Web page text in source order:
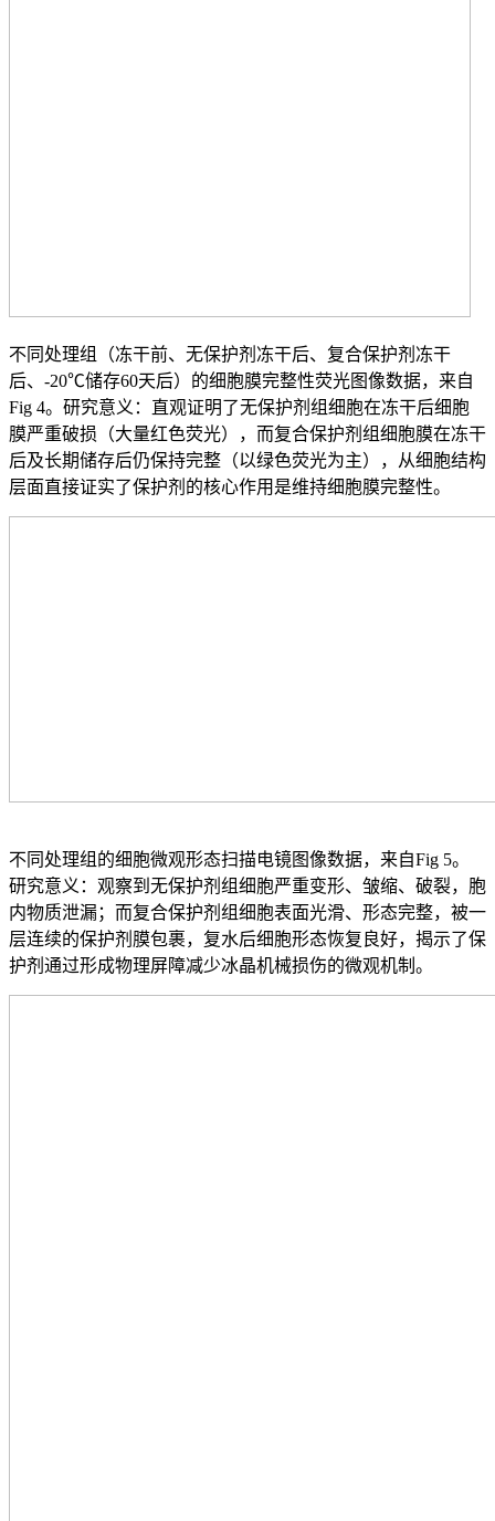
不同处理组（冻干前、无保护剂冻干后、复合保护剂冻干
后、-20℃储存60天后）的细胞膜完整性荧光图像数据，来自
Fig 4。研究意义：直观证明了无保护剂组细胞在冻干后细胞
膜严重破损（大量红色荧光），而复合保护剂组细胞膜在冻干
后及长期储存后仍保持完整（以绿色荧光为主），从细胞结构
层面直接证实了保护剂的核心作用是维持细胞膜完整性。
不同处理组的细胞微观形态扫描电镜图像数据，来自Fig 5。
研究意义：观察到无保护剂组细胞严重变形、皱缩、破裂，胞
内物质泄漏；而复合保护剂组细胞表面光滑、形态完整，被一
层连续的保护剂膜包裹，复水后细胞形态恢复良好，揭示了保
护剂通过形成物理屏障减少冰晶机械损伤的微观机制。